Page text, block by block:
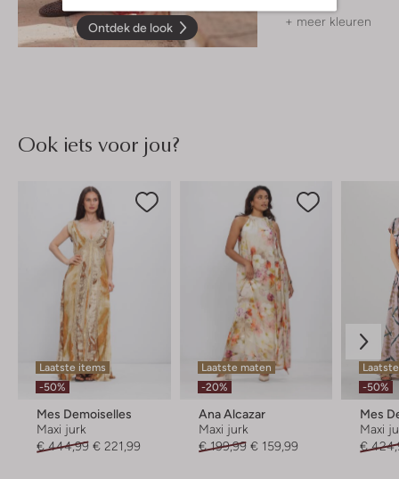
Ontdek de look + meer kleuren
Ook iets voor jou?
Laatste items
-50%
Mes Demoiselles
Maxi jurk
€ 444,99 € 221,99
Laatste maten
-20%
Ana Alcazar
Maxi jurk
€ 199,99 € 159,99
-50%
Mes
Maxi
€